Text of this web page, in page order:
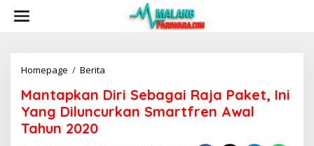
Homepage / Berita
n
t
a
Mantapkan Diri Sebagai Raja Paket, Ini
Yang Diluncurkan Smartfren Awal
Tahun 2020